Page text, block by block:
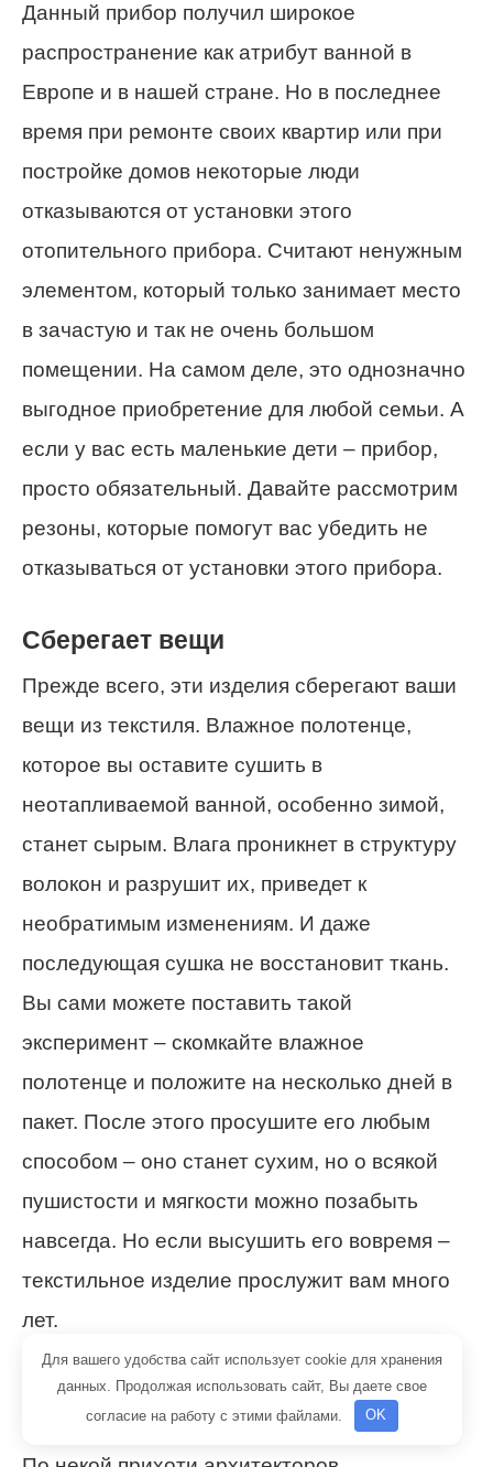
Данный прибор получил широкое
распространение как атрибут ванной в
Европе и в нашей стране. Но в последнее
время при ремонте своих квартир или при
постройке домов некоторые люди
отказываются от установки этого
отопительного прибора. Считают ненужным
элементом, который только занимает место
в зачастую и так не очень большом
помещении. На самом деле, это однозначно
выгодное приобретение для любой семьи. А
если у вас есть маленькие дети – прибор,
просто обязательный. Давайте рассмотрим
резоны, которые помогут вас убедить не
отказываться от установки этого прибора.
Сберегает вещи
Прежде всего, эти изделия сберегают ваши
вещи из текстиля. Влажное полотенце,
которое вы оставите сушить в
неотапливаемой ванной, особенно зимой,
станет сырым. Влага проникнет в структуру
волокон и разрушит их, приведет к
необратимым изменениям. И даже
последующая сушка не восстановит ткань.
Вы сами можете поставить такой
эксперимент – скомкайте влажное
полотенце и положите на несколько дней в
пакет. После этого просушите его любым
способом – оно станет сухим, но о всякой
пушистости и мягкости можно позабыть
навсегда. Но если высушить его вовремя –
текстильное изделие прослужит вам много
лет.
Дополнительное отопление
комнаты
Для вашего удобства сайт использует cookie для хранения
данных. Продолжая использовать сайт, Вы даете свое
согласие на работу с этими файлами.
OK